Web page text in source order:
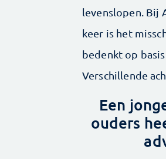
levenslopen. Bij
keer is het
bedenkt op
Verschillende
Een
ouders